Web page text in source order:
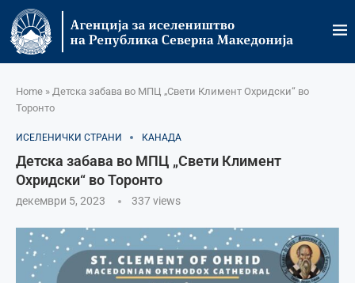
Home » Детска забава во МПЦ „Свети Климент Охридски“ во
Торонто
ИСЕЛЕНИЧКИ СТРАНИ КАНАДА
Детска забава во МПЦ „Свети Климент
Охридски“ во Торонто
декември 5, 2023 337views